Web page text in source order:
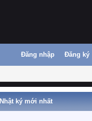
Đăng nhập Đăng ký
Nhật ký mới nhất